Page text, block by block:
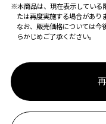
※本商品は、現在表示している
たは再度実施する場合がありま
なお、販売価格については今
らかじめご了承ください。